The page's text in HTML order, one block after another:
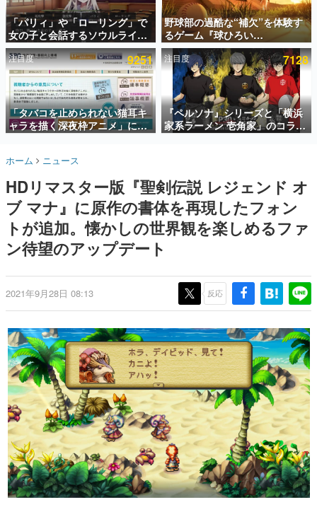
アプリセール情報
インタビュー
連載・特集一覧
殿堂入り記事
SNS拡散数が数千以上！ ページビュー数万以上！ などな
ど。多くの人々に読まれた、電ファミ渾身の“殿堂入り”記
事をまとめました。
名作ゲームクリエイターの方々に製作時のエピソードをお
きます。
赫本
この物語を解いてはいけない。『赫本』は、〈試験問題〉
の形をした短編ホラー小説集です。
これからのデジタルゲーム市場を担う若きクリエイター達
の姿を追い、彼らのルーツと情熱を探っていきます。
ゲームに多大な影響を受けた作家さんに取材し、ゲームが
日本のコンテンツ産業やカルチャーに与えた影響を探る企
画です。
日本モバイルゲーム産業史
日本のモバイルゲーム史における主要なトピック・タイト
ルを網羅するほか、開発者へのインタビューや識者による
解説を掲載。約20年の歴史が一望できる決定版！
若ゲのいたり〜ゲームクリエイターの青春〜
『うつヌケ』『ペンと箸』等で知られるマンガ家・田中圭
一先生によるゲーム業界レポートマンガです。
なんでゲームは面白い？
「パリィ」や「ローリング」で
女の子と会話するソウルライク
恋愛ゲーム『小早川さんはソウ
ルライク』無料公開。返事に失
敗すると「YOU DIED」
野球部の過酷な“補欠”を体験す
るゲーム『球ひろい
Simulator』が「1件」のウィッ
シュリストをもとにチェコ語に
対応しSNSで話題に。『キング
ダム・カム』開発元やチェコの
プロ野球選手から称賛の声
注目度 9251
「タバコを止められない猫耳キ
ャラを描く深夜枠アニメ」に視
聴者の一部から批判意見。違法
て、BPOが議論を交わす
注目度 7128
『ペルソナ』シリーズと「横浜
家系ラーメン 壱角家」のコラボ
が8月21日から開催。”はがく
ホーム ニュース
HDリマスター版『聖剣伝説 レジェンド オ
ブ マナ』に原作の書体を再現したフォン
トが追加。懐かしの世界観を楽しめるファ
ン待望のアップデート
2021年9月28日 08:13 反応